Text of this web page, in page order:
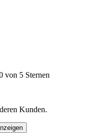
von 5 Sternen
Kunden.